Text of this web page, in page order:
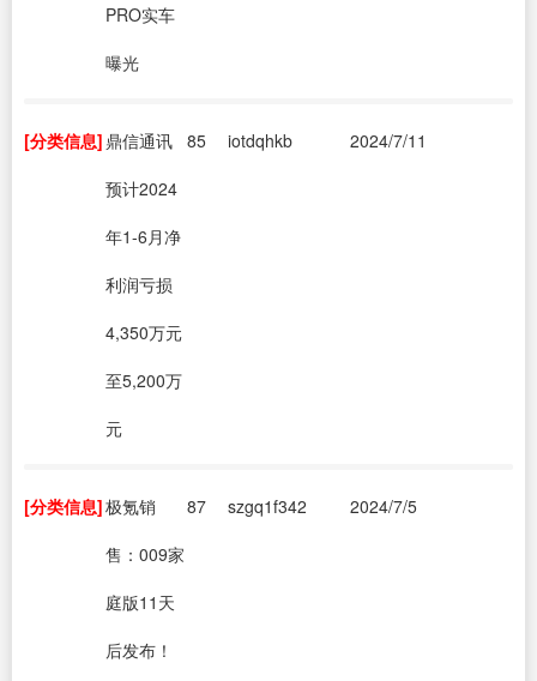
PRO实车
曝光
[分类信息] 鼎信通讯
预计2024
年1-6月净
利润亏损
4,350万元
至5,200万
元
85 iotdqhkb 2024/7/11
[分类信息]极氪销
售：009家
庭版11天
后发布！
87 szgq1f342 2024/7/5